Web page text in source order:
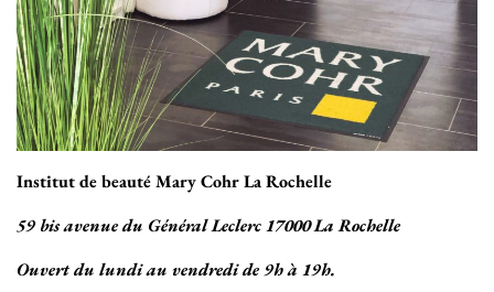
Institut de beauté Mary Cohr La Rochelle
59 bis avenue du Général Leclerc 17000 La Rochelle
Ouvert du lundi au vendredi de 9h à 19h.